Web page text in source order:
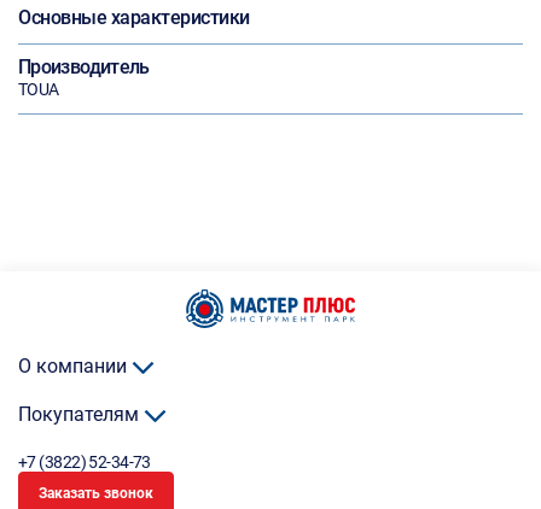
Основные характеристики
Производитель
TOUA
О компании
Покупателям
+7 (3822) 52-34-73
Заказать звонок